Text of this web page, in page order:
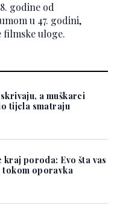
godine od
u 47. godini,
filmske uloge.
a muškarci
tijela smatraju
kraj poroda: Evo šta vas
tokom oporavka